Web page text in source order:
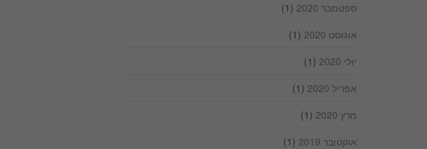
ספטמבר 2020
(1)
אוגוסט 2020
(1)
יולי 2020
(1)
אפריל 2020
(1)
מרץ 2020
(1)
אוקטובר 2019
(1)